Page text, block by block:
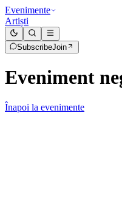
Evenimente
Artiști
SubscribeJoin
Eveniment
Înapoi la evenimente